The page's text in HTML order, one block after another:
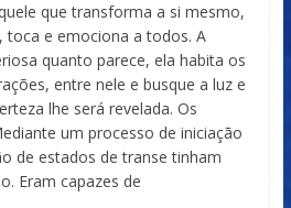
que transforma a si mesmo,
toca e emociona a todos. A
quanto parece, ela habita os
entre nele e busque a luz e
lhe será revelada. Os
um processo de iniciação
de estados de transe tinham
Eram capazes de